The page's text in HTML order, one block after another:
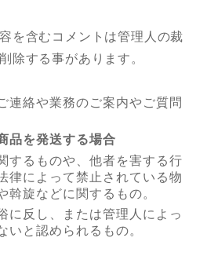
を含むコメントは管理人の裁
除する事があります。
連絡や業務のご案内やご質問
品を発送する場合
するものや、他者を害する行
律によって禁止されている物
斡旋などに関するもの。
に反し、または管理人によっ
いと認められるもの。